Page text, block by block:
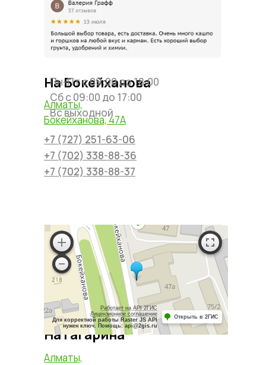
На Гагарина
Алматы,
На Бокейханова
Алматы,
Бокейханова, 47А
+7 (727) 251-63-06
Пн-Пт с 09:00 до 18:00
Сб с 09:00 до 17:00
Вс выходной
Работает на API 2ГИС
Лицензионное соглашение
Для корректной работы Raster JS API
нужен ключ. Помощь: api@2gis.ru
Открыть в 2ГИС
+7 (702) 338-88-36
+7 (702) 338-88-37